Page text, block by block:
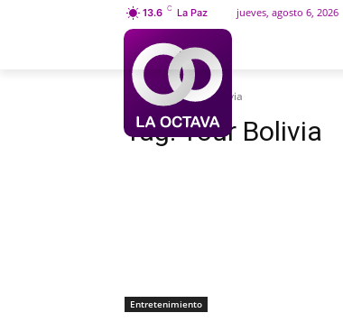
13.6 C La Paz jueves, agosto 6, 2026
Etiquetas Tour Bolivia
Tag:Tour Bolivia
Entretenimiento